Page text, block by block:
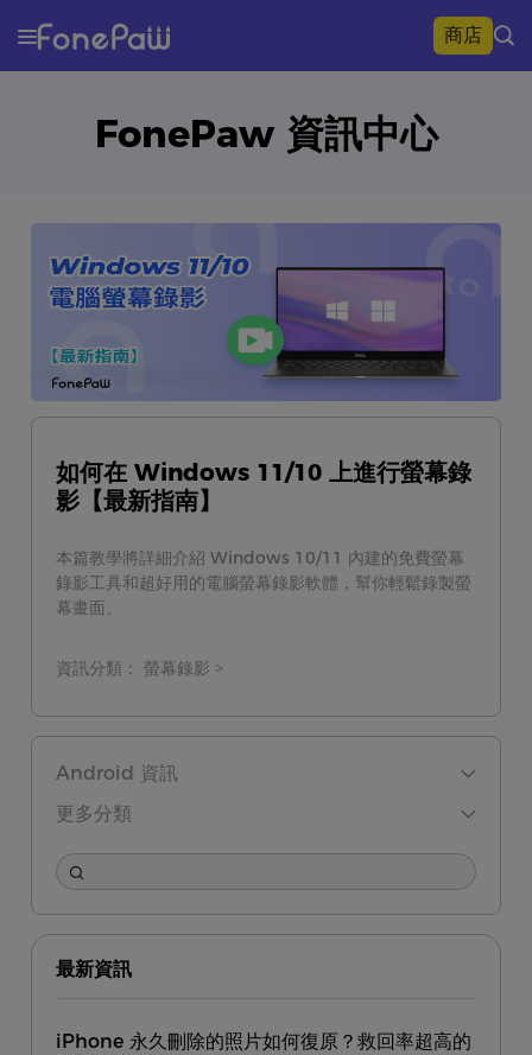
商店
FonePaw 資訊中心
如何在 Windows 11/10 上進行螢幕錄
影【最新指南】
本篇教學將詳細介紹 Windows 10/11 內建的免費螢幕
錄影工具和超好用的電腦螢幕錄影軟體，幫你輕鬆錄製螢
幕畫面。
資訊分類： 螢幕錄影 >
Android 資訊
更多分類
最新資訊
iPhone 永久刪除的照片如何復原？救回率超高的